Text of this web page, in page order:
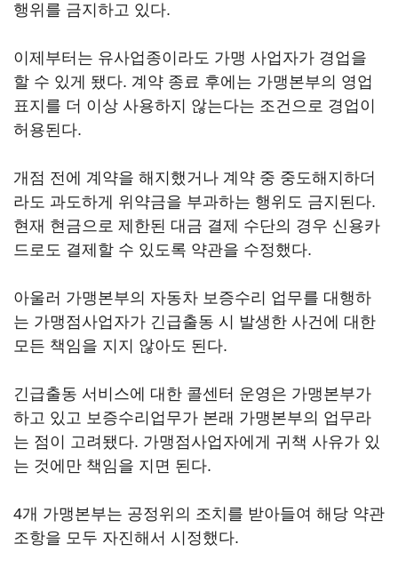
행위를 금지하고 있다.
이제부터는 유사업종이라도 가맹 사업자가 경업을
할 수 있게 됐다. 계약 종료 후에는 가맹본부의 영업
표지를 더 이상 사용하지 않는다는 조건으로 경업이
허용된다.
개점 전에 계약을 해지했거나 계약 중 중도해지하더
라도 과도하게 위약금을 부과하는 행위도 금지된다.
현재 현금으로 제한된 대금 결제 수단의 경우 신용카
드로도 결제할 수 있도록 약관을 수정했다.
아울러 가맹본부의 자동차 보증수리 업무를 대행하
는 가맹점사업자가 긴급출동 시 발생한 사건에 대한
모든 책임을 지지 않아도 된다.
긴급출동 서비스에 대한 콜센터 운영은 가맹본부가
하고 있고 보증수리업무가 본래 가맹본부의 업무라
는 점이 고려됐다. 가맹점사업자에게 귀책 사유가 있
는 것에만 책임을 지면 된다.
4개 가맹본부는 공정위의 조치를 받아들여 해당 약관
조항을 모두 자진해서 시정했다.